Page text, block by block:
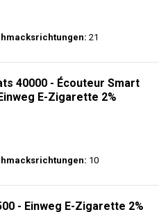
21
40000 - Écouteur Smart
E-Zigarette 2%
10
- Einweg E-Zigarette 2%